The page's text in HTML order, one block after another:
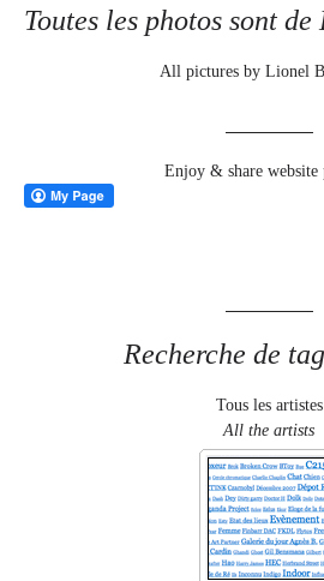
Toutes les photos sont
All pictures by Lionel
Enjoy & share website
Recherche de
Tous les artistes
All the artists